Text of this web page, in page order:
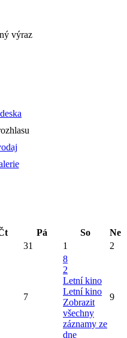
výraz
Pá So
Ne
31 1 2
7
8
2
Letní kino
Letní kino
Zobrazit
všechny
záznamy ze
dne
9